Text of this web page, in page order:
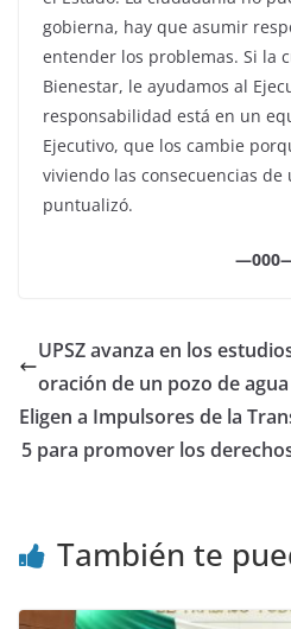
gobierna, hay que asumir
entender los problemas. Si la
Bienestar, le ayudamos al
responsabilidad está en un
Ejecutivo, que los cambie
viviendo las consecuencias
puntualizó.
UPSZ avanza en los
oración de un pozo de agua
Eligen a Impulsores de la
5 para promover los
También te